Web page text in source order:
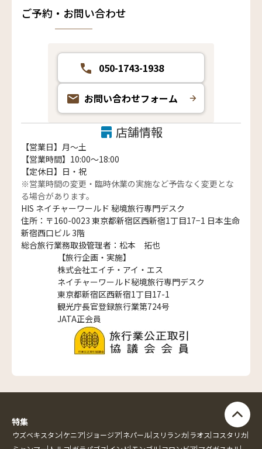
ご予約・お問い合わせ
050-1743-1938
お問い合わせフォーム
店舗情報
【営業日】月〜土
【営業時間】10:00～18:00
【定休日】日・祝
※営業時間の変更・臨時休業の実施など予告なく変更とな
る場合があります。
HIS ネイチャーワールド 秘境旅行専門デスク
住所：〒160-0023 東京都新宿区西新宿1丁目17−1 日本生命
新宿西口ビル 3階
総合旅行業務取扱管理者：松本 拓也
【旅行企画・実施】
株式会社エイチ・アイ・エス
ネイチャーワールド秘境旅行専門デスク
東京都新宿区西新宿1丁目17-1
観光庁長官登録旅行業第724号
JATA正会員
特集
ウズベキスタン ケニア ジョージア ネパール スリランカ ラオス コスタリカ